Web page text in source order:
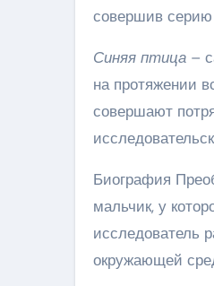
совершив серию
Синяя птица –
на протяжении
совершают
Биография
мальчик, у
исследователь
окружающей